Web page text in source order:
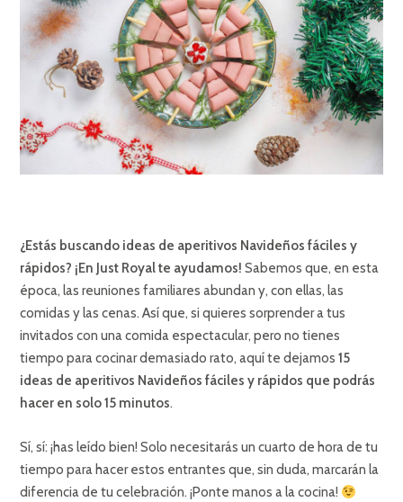
¿Estás buscando ideas de aperitivos Navideños fáciles y
rápidos? ¡En Just Royal te ayudamos! Sabemos que, en esta
época, las reuniones familiares abundan y, con ellas, las
comidas y las cenas. Así que, si quieres sorprender a tus
invitados con una comida espectacular, pero no tienes
tiempo para cocinar demasiado rato, aquí te dejamos 15
ideas de aperitivos Navideños fáciles y rápidos que podrás
hacer en solo 15 minutos.
Sí, sí: ¡has leído bien! Solo necesitarás un cuarto de hora de tu
tiempo para hacer estos entrantes que, sin duda, marcarán la
diferencia de tu celebración. ¡Ponte manos a la cocina!